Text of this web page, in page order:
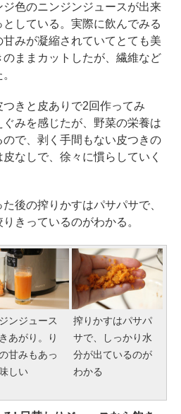
色のニンジンジュースが出来
している。実際に飲んでみる
みが凝縮されていてとても美
ままカットしたが、繊維など
きと皮ありで2回作ってみ
みを感じたが、野菜の栄養は
で、剥く手間もない皮つきの
なしで、徐々に慣らしていく
後の搾りかすはパサパサで、
きっているのがわかる。
ンジュース
あがり。り
甘みもあっ
しい
搾りかすはパサパ
サで、しっかり水
分が出ているのが
わかる